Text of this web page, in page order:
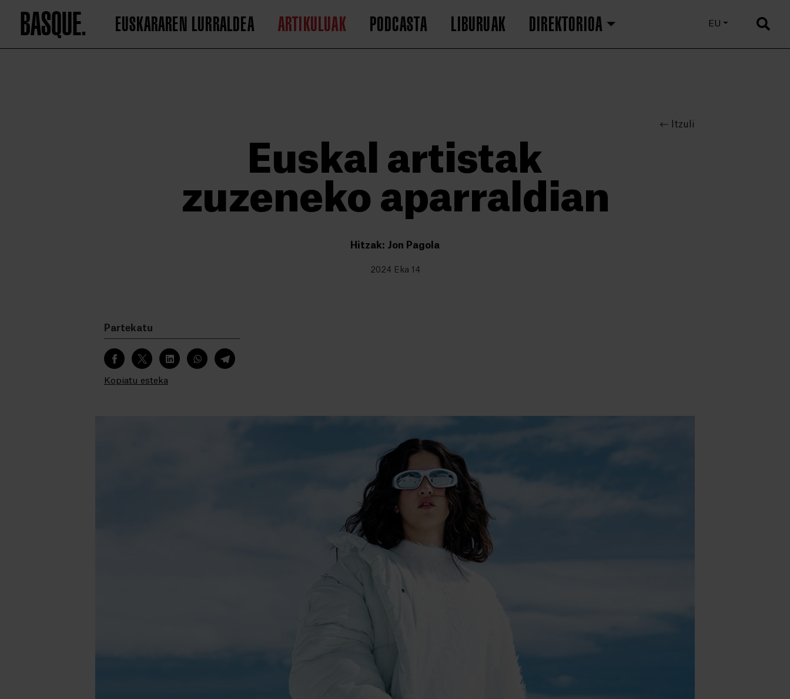
BASQUE. EUSKARAREN LURRALDEA ARTIKULUAK PODCASTA LIBURUAK DIREKTORIOA ES EN
EU
Itzuli
Euskal artistak
zuzeneko aparraldian
Hitzak: Jon Pagola
2024 Eka 14
Partekatu
Kopiatu esteka